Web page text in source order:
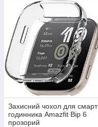
Захисний чохол для смарт
годинника Amazfit Bip 6
прозорий